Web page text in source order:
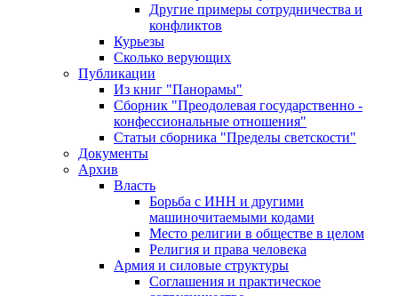
Другие примеры сотрудничества и
конфликтов
Курьезы
Сколько верующих
Публикации
Из книг "Панорамы"
Сборник "Преодолевая государственно -
конфессиональные отношения"
Статьи сборника "Пределы светскости"
Документы
Архив
Власть
Борьба с ИНН и другими
машиночитаемыми кодами
Место религии в обществе в целом
Религия и права человека
Армия и силовые структуры
Соглашения и практическое